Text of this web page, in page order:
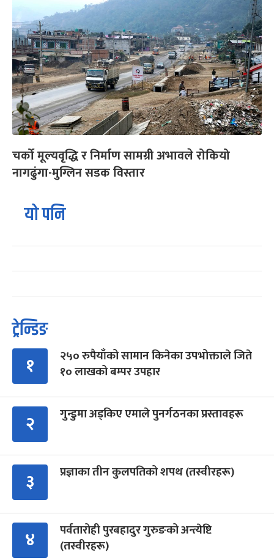
चर्को मूल्यवृद्धि र निर्माण सामग्री अभावले रोकियो
नागढुंगा-मुग्लिन सडक विस्तार
यो पनि
ट्रेन्डिङ
१
२५० रुपैयाँको सामान किनेका उपभोक्ताले जिते
१० लाखको बम्पर उपहार
२ गुन्डुमा अड्किए एमाले पुनर्गठनका प्रस्तावहरू
३ प्रज्ञाका तीन कुलपतिको शपथ (तस्वीरहरू)
४
पर्वतारोही पुरबहादुर गुरुङको अन्त्येष्टि
(तस्वीरहरू)